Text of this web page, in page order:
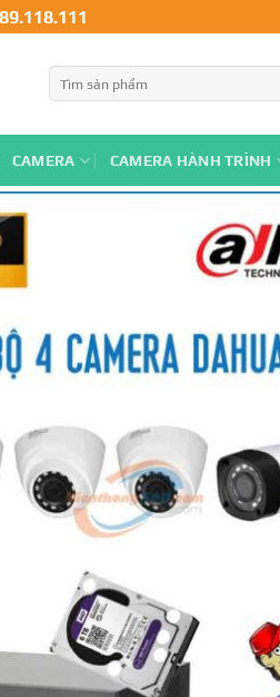
CAMERA CAMERA HÀNH TRÌNH